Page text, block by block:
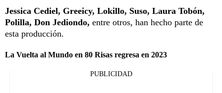
Jessica Cediel, Greeicy, Lokillo, Suso, Laura Tobón,
Polilla, Don Jediondo, entre otros, han hecho parte de
esta producción.
La Vuelta al Mundo en 80 Risas regresa en 2023
PUBLICIDAD